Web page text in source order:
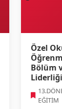
Özel
Bölüm
EĞİTİM